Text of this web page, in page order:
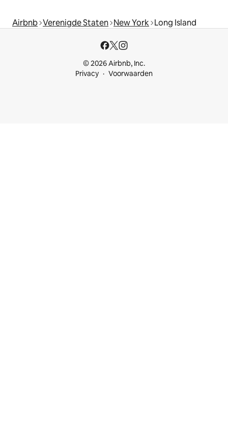
Airbnb Verenigde Staten New York Long Island
© 2026 Airbnb, Inc.
Privacy
Voorwaarden